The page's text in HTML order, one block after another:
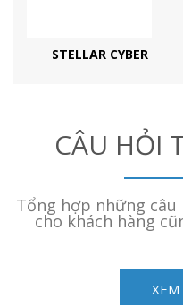
STELLAR CYBER
CÂU HỎI
Tổng hợp những
cho khách hàng